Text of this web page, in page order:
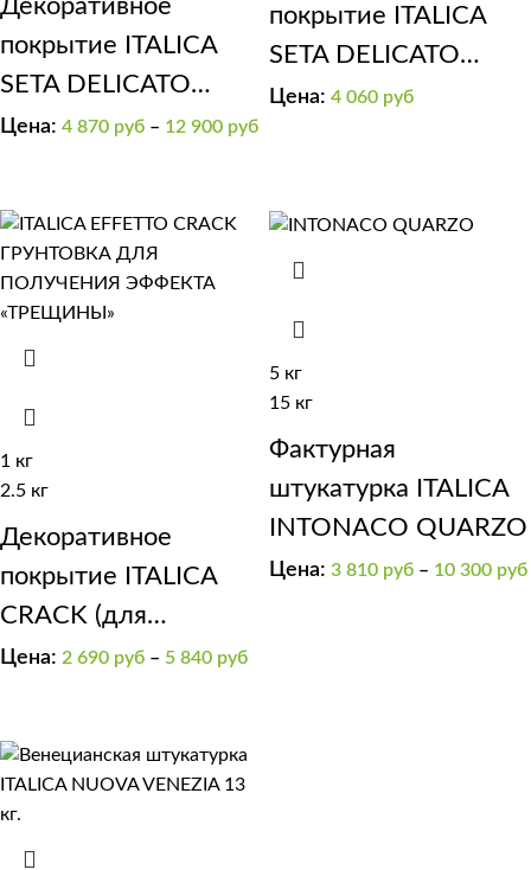
Декоративное
покрытие ITALICA
SETA DELICATO
матовый шелк
Цена: 4 870 руб – 12 900 руб
покрытие ITALICA
SETA DELICATO
(эффект “мягкий
Цена: 4 060 руб
1 кг
2.5 кг
Декоративное
покрытие ITALICA
CRACK (для
получения эффекта
Цена: 2 690 руб – 5 840 руб
5 кг
15 кг
Фактурная
штукатурка ITALICA
INTONACO QUARZO
Цена: 3 810 руб – 10 300 руб